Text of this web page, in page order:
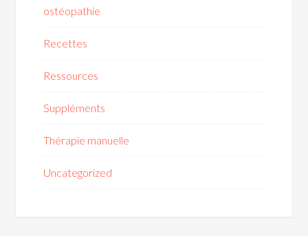
ostéopathie
Recettes
Ressources
Suppléments
Thérapie manuelle
Uncategorized